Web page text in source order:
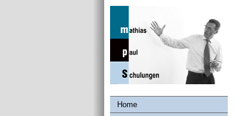
Home